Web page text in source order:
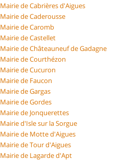
Mairie de Cabrières d'Aigues
Mairie de Caderousse
Mairie de Caromb
Mairie de Castellet
Mairie de Châteauneuf de Gadagne
Mairie de Courthézon
Mairie de Cucuron
Mairie de Faucon
Mairie de Gargas
Mairie de Gordes
Mairie de Jonquerettes
Mairie d'Isle sur la Sorgue
Mairie de Motte d'Aigues
Mairie de Tour d'Aigues
Mairie de Lagarde d'Apt